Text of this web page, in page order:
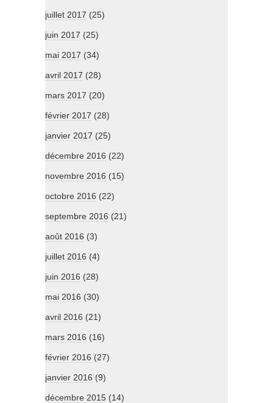
juillet 2017 (25)
juin 2017 (25)
mai 2017 (34)
avril 2017 (28)
mars 2017 (20)
février 2017 (28)
janvier 2017 (25)
décembre 2016 (22)
novembre 2016 (15)
octobre 2016 (22)
septembre 2016 (21)
août 2016 (3)
juillet 2016 (4)
juin 2016 (28)
mai 2016 (30)
avril 2016 (21)
mars 2016 (16)
février 2016 (27)
janvier 2016 (9)
décembre 2015 (14)